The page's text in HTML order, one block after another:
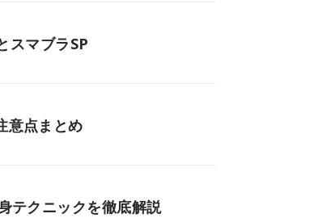
スマブラSP
意点まとめ
テクニックを徹底解説